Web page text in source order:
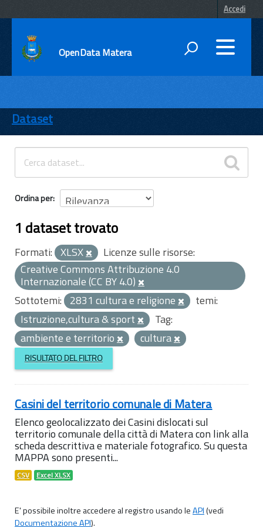
Accedi
OpenData Matera
ENTI
TEMI
INFORMAZIONI
Dataset
Ordina per
1 dataset trovato
Formati: XLSX
Licenze sulle risorse:
Creative Commons Attribuzione 4.0
Internazionale (CC BY 4.0)
Sottotemi: 2831 cultura e religione
temi:
Istruzione,cultura & sport
Tag:
ambiente e territorio
cultura
RISULTATO DEL FILTRO
Casini del territorio comunale di Matera
Elenco geolocalizzato dei Casini dislocati sul
territorio comunale della città di Matera con link alla
scheda descrittiva e materiale fotografico. Su questa
MAPPA sono presenti...
CSV Excel XLSX
E' possibile inoltre accedere al registro usando leAPI(vedi
Documentazione API).